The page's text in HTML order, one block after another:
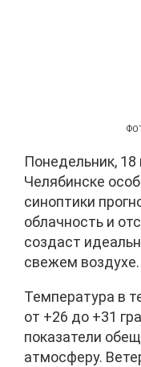
Понедельник,
Челябинске
синоптики
облачность и
создаст
свежем воздухе.
Температура в
от +26 до +31
показатели
атмосферу.